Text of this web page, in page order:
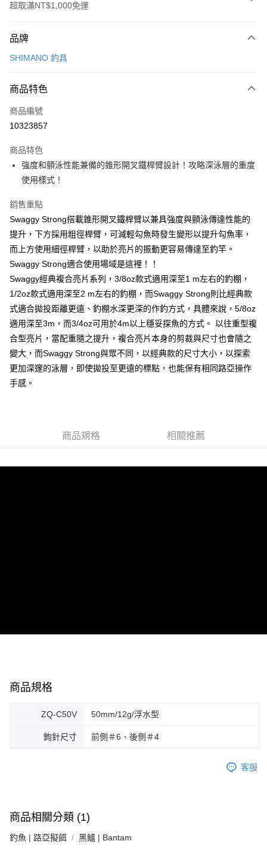
超取滿NT$1,000免運
信用卡一次付款
3 期 0 利率 每期
合作金庫商業銀行
上海商業儲蓄銀行
臺灣中小企業銀行
匯豐（台灣）商業銀行
華泰商業銀行
聯邦商業銀行
玉山商業銀行
台新國際商業銀行
中國信託商業銀行
台灣樂天信用卡公司
合作金庫商業銀行
上海商業儲蓄銀行
國泰世華商業銀行
兆豐國際商業銀行
匯豐（台灣）商業銀行
元大商業銀行
玉山商業銀行
星展（台灣）商業銀行
台新國際商業銀行
中國信託商業銀行
台灣樂天信用卡公司
LINE Pay
Apple Pay
悠遊付
全盈+PAY
ATM付款
運送方式
7-11取貨(快速到店)
新竹貨運
每筆NT$100，滿NT$1,000(含以上)免運費
免運費
品牌
SHIMANO 釣具
商品特色
商品編號
10323857
商品特色
強度和顫泳性能兼備的錐形開叉鐵桿臂設計！攻略深泳層的重度
使用樣式！
銷售重點
Swaggy Strong搭載錐形開叉鐵桿臂以兼具強度與顫泳傳達性能的
提升，下方採用粗徑桿臂，可減輕勾魚時發生變形以提升勾魚率，
而上方使用細徑桿臂，以助於亮片的振動更容易傳達至釣竿。
Swaggy Strong適合使用場域是這裡！！
Swaggy經典複合亮片系列，3/8oz款式適用深至1 m左右的釣棚，
1/2oz款式適用深至2 m左右的釣棚，而Swaggy Strong則比經典款
式適合拋投距離更遠、釣棚水深更深的作釣方式，具體來說，5/8oz
適用深至3m，而3/4oz可用於4m以上穩妥探魚的方式。 以往重型複
合型亮片，當配重隨之提升，複合亮片本身的剪裁與尺寸也會隨之
變大，而Swaggy Strong與眾不同，以經典款的尺寸大小，以探索
更加深邃的泳層，即使拋投至更遠的標點，也能保有相同路亞操作
手感。
商品規格 相關推薦
商品規格
ZQ-C50V 50mm/12g/浮水型
鉤針尺寸 前側＃6、後側＃4
客服
商品相關分類 (1)
釣魚 | 路亞擬餌 黑鱸 | Bantam